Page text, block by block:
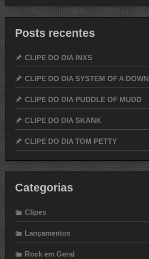
Posts recentes
CLIPE DO DIA INXS
CLIPE DO DIA SYSTEM OF A DOWN
CLIPE DO DIA PUDDLE OF MUDD
CLIPE DO DIA SKANK
CLIPE DO DIA TOM PETTY
Categorias
Clipes
Lançamentos
Rock em Geral